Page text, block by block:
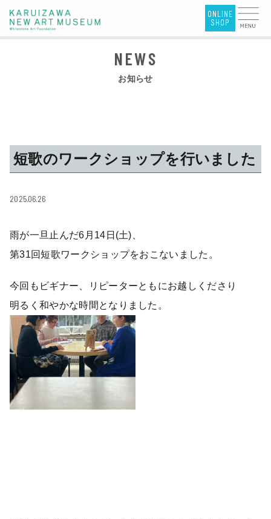
お知らせ
短歌のワークショップを行いました
2025.06.26
雨が一旦止んだ6月14日(土)、
第31回短歌ワークショップをおこないました。
今回もビギナー、リピーターともにお越しくださり
明るく和やかな時間となりました。